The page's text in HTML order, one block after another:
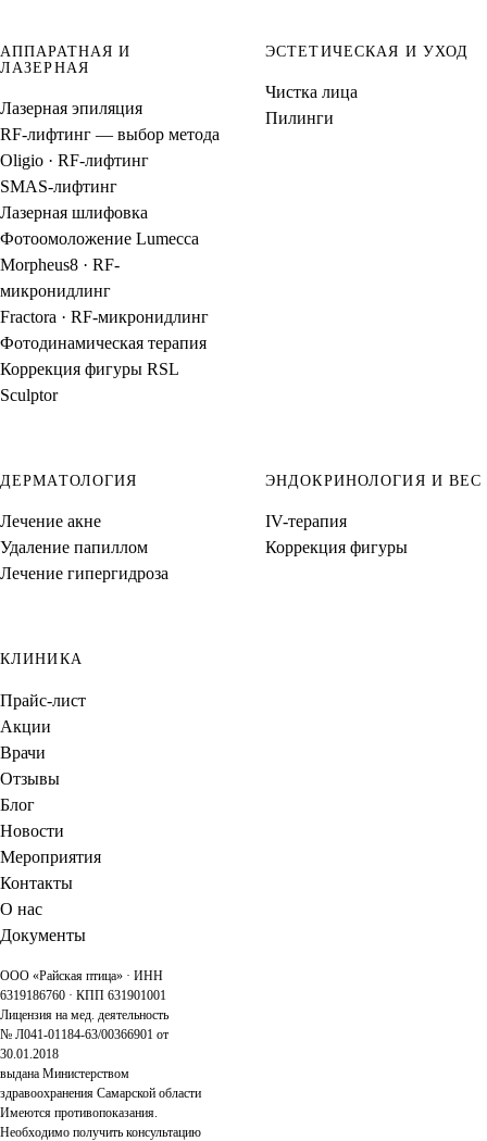
АППАРАТНАЯ И
ЛАЗЕРНАЯ
Лазерная эпиляция
RF-лифтинг — выбор метода
Oligio · RF-лифтинг
SMAS-лифтинг
Лазерная шлифовка
Фотоомоложение Lumecca
Morpheus8 · RF-
микронидлинг
Fractora · RF-микронидлинг
Фотодинамическая терапия
Коррекция фигуры RSL
Sculptor
ЭСТЕТИЧЕСКАЯ И УХОД
Чистка лица
Пилинги
ДЕРМАТОЛОГИЯ
Лечение акне
Удаление папиллом
Лечение гипергидроза
ЭНДОКРИНОЛОГИЯ И ВЕС
IV-терапия
Коррекция фигуры
КЛИНИКА
Прайс-лист
Акции
Врачи
Отзывы
Блог
Новости
Мероприятия
Контакты
О нас
Документы
ООО «Райская птица» · ИНН
6319186760 · КПП 631901001
Лицензия на мед. деятельность
№ Л041-01184-63/00366901 от
30.01.2018
выдана Министерством
здравоохранения Самарской области
Имеются противопоказания.
Необходимо получить консультацию